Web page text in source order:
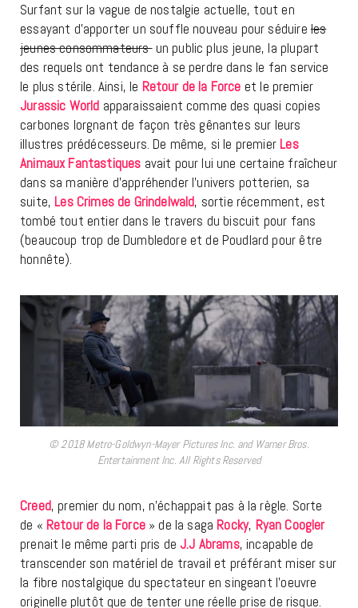
Surfant sur la vague de nostalgie actuelle, tout en
essayant d’apporter un souffle nouveau pour séduireles
jeunes consommateursun public plus jeune, la plupart
des requels ont tendance à se perdre dans le fan service
le plus stérile. Ainsi, le Retour de la Force et le premier
Jurassic World apparaissaient comme des quasi copies
carbones lorgnant de façon très gênantes sur leurs
illustres prédécesseurs. De même, si le premier Les
Animaux Fantastiques avait pour lui une certaine fraîcheur
dans sa manière d’appréhender l’univers potterien, sa
suite, Les Crimes de Grindelwald, sortie récemment, est
tombé tout entier dans le travers du biscuit pour fans
(beaucoup trop de Dumbledore et de Poudlard pour être
honnête).
© 2018 Metro-Goldwyn-Mayer Pictures Inc. and Warner Bros.
Entertainment Inc. All Rights Reserved
Creed, premier du nom, n’échappait pas à la règle. Sorte
de « Retour de la Force» de la saga Rocky, Ryan Coogler
prenait le même parti pris de J.J Abrams, incapable de
transcender son matériel de travail et préférant miser sur
la fibre nostalgique du spectateur en singeant l’oeuvre
originelle plutôt que de tenter une réelle prise de risque.